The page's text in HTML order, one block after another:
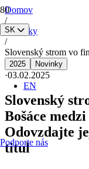
SK
EN
Podporte nás
Domov
/
Novinky
/
Slovenský strom vo
2025 Novinky
·03.02.2025
Slovenský
Bošáce
Odovzdajte
titul